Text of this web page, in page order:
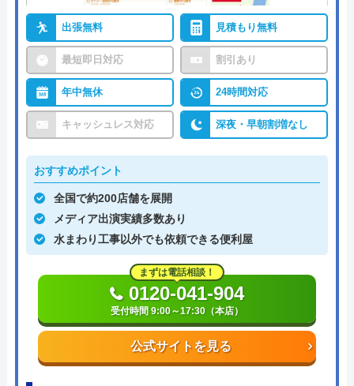
出張無料 見積もり無料
最短即日対応 割引あり
年中無休 24時間対応
キャッシュレス対応 深夜・早朝割増なし
おすすめポイント
全国で約200店舗を展開
メディア出演実績多数あり
水まわり工事以外でも依頼できる便利屋
公式サイトを見る
まずは電話相談！
0120-041-904
受付時間 9:00～17:30（本店）